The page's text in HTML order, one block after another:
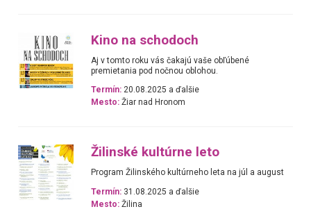
Kino na schodoch
Aj v tomto roku vás čakajú vaše obľúbené
premietania pod nočnou oblohou.
Termín: 20.08.2025 a ďalšie
Mesto: Žiar nad Hronom
Žilinské kultúrne leto
Program Žilinského kultúrneho leta na júl a august
Termín: 31.08.2025 a ďalšie
Mesto: Žilina